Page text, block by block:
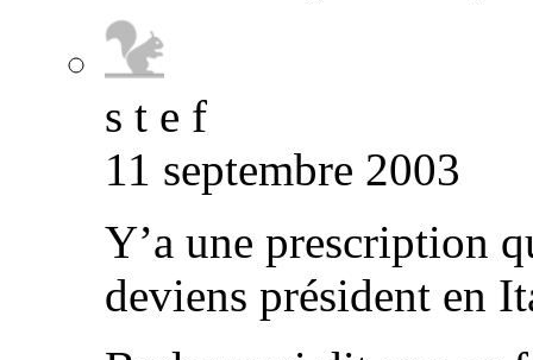
s t e f
11 septembre 2003
Y’a une prescription
deviens président en